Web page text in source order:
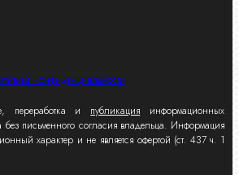
конфиденциальности
переработка и публикация информационных
без письменного согласия владельца. Информация
характер и не является офертой (ст. 437 ч. 1